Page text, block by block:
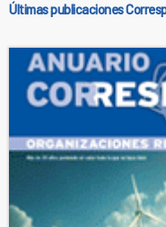
Últimas publicaciones